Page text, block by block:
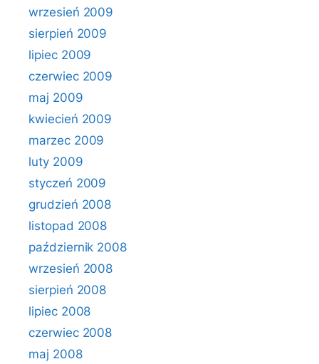
wrzesień 2009
sierpień 2009
lipiec 2009
czerwiec 2009
maj 2009
kwiecień 2009
marzec 2009
luty 2009
styczeń 2009
grudzień 2008
listopad 2008
październik 2008
wrzesień 2008
sierpień 2008
lipiec 2008
czerwiec 2008
maj 2008